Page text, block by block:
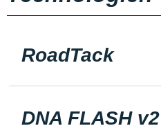
RoadTack
DNA FLASH v2